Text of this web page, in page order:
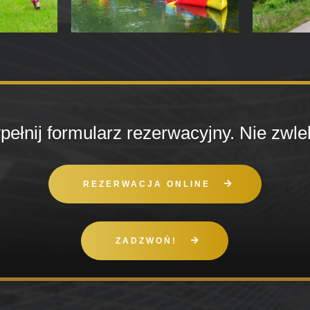
formularz rezerwacyjny. Nie
REZERWACJA ONLINE
ZADZWOŃ!